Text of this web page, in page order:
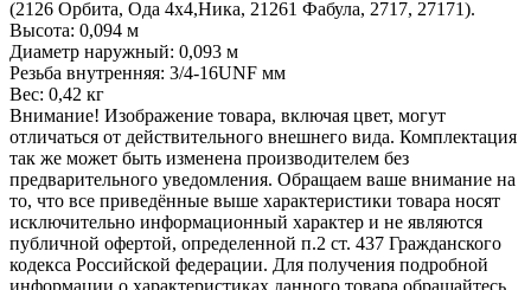
(2126 Орбита, Ода 4х4,Ника, 21261 Фабула, 2717, 27171).
Высота: 0,094 м
Диаметр наружный: 0,093 м
Резьба внутренняя: 3/4-16UNF мм
Вес: 0,42 кг
Внимание! Изображение товара, включая цвет, могут
отличаться от действительного внешнего вида. Комплектация
так же может быть изменена производителем без
предварительного уведомления. Обращаем ваше внимание на
то, что все приведённые выше характеристики товара носят
исключительно информационный характер и не являются
публичной офертой, определенной п.2 ст. 437 Гражданского
кодекса Российской федерации. Для получения подробной
информации о характеристиках данного товара обращайтесь,